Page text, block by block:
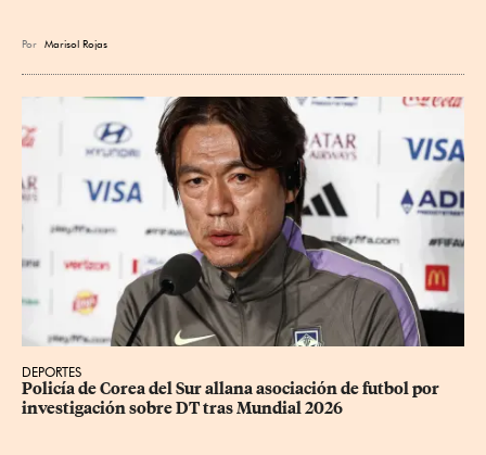
Por Marisol Rojas
DEPORTES
Policía de Corea del Sur allana asociación de futbol por
investigación sobre DT tras Mundial 2026